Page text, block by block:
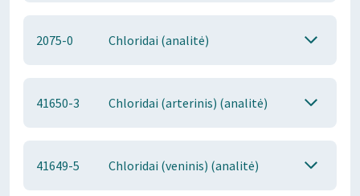
2075-0 Chloridai (analitė)
41650-3 Chloridai (arterinis) (analitė)
41649-5 Chloridai (veninis) (analitė)